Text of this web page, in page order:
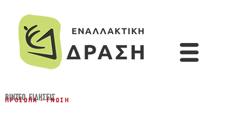
ΒΊΝΤΕΟ,ΕΙΔΉΣΕΙΣ
ΠΡΌΣΩΠΑ - ΓΝΏΣΗ